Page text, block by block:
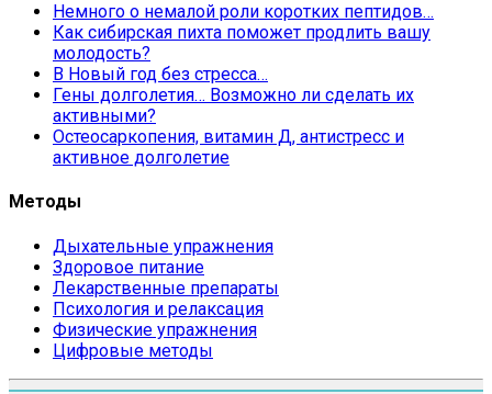
Немного о немалой роли коротких пептидов…
Как сибирская пихта поможет продлить вашу
молодость?
В Новый год без стресса…
Гены долголетия… Возможно ли сделать их
активными?
Остеосаркопения, витамин Д, антистресс и
активное долголетие
Методы
Дыхательные упражнения
Здоровое питание
Лекарственные препараты
Психология и релаксация
Физические упражнения
Цифровые методы